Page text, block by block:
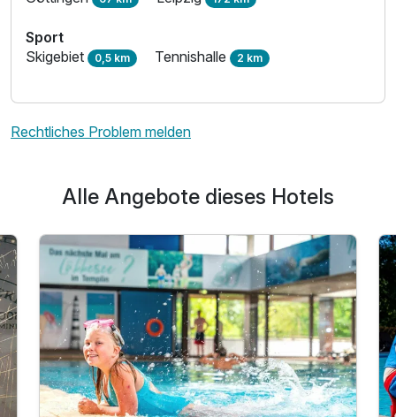
Sport
Skigebiet 0,5 km Tennishalle 2 km
Rechtliches Problem melden
Alle Angebote dieses Hotels